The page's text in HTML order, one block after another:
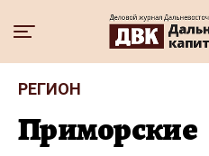
РЕГИОН
Приморские